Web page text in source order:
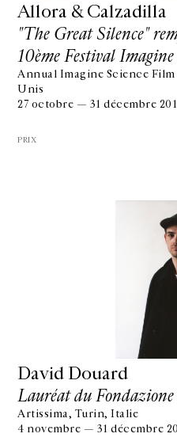
Allora & Calzadilla
"The Great Silence"
10ème Festival
Annual Imagine Science
Unis
27 octobre — 31 décembre
PRIX
David Douard
Lauréat du
Artissima, Turin, Italie
4 novembre — 31 décembre